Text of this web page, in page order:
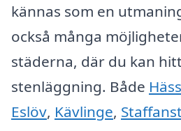
kännas som en
också många
städerna, där du kan
stenläggning. Både
Eslöv, Kävlinge,